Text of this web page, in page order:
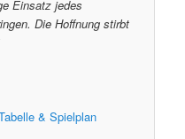
Einsatz jedes
Die Hoffnung stirbt
& Spielplan